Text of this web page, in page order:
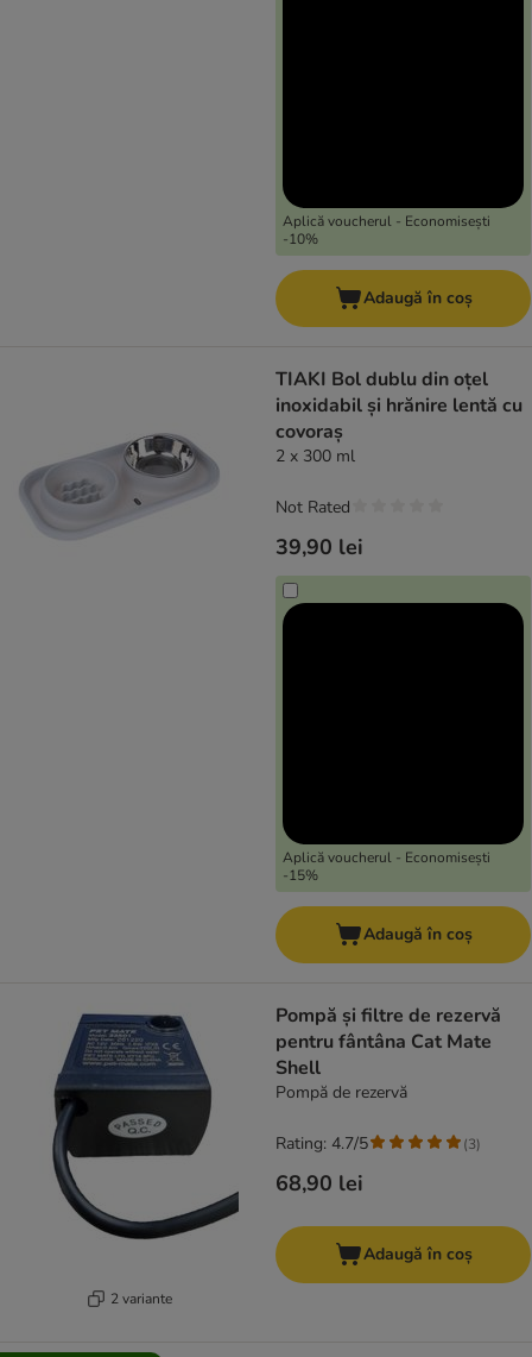
Aplică voucherul - Economisești
-10%
Adaugă în coș
TIAKI Bol dublu din oțel
inoxidabil și hrănire lentă cu
covoraș
2 x 300 ml
39,90 lei
Aplică voucherul - Economisești
-15%
Not Rated
Adaugă în coș
2 variante
Pompă și filtre de rezervă
pentru fântâna Cat Mate
Shell
Pompă de rezervă
68,90 lei
Rating: 4.7/5 (3)
Adaugă în coș